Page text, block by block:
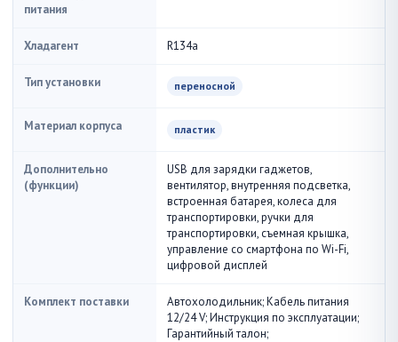
питания
Хладагент R134a
Тип установки переносной
Материал корпуса пластик
Дополнительно
(функции)
USB для зарядки гаджетов,
вентилятор, внутренняя подсветка,
встроенная батарея, колеса для
транспортировки, ручки для
транспортировки, съемная крышка,
управление со смартфона по Wi-Fi,
цифровой дисплей
Комплект поставки
Автохолодильник; Кабель питания
12/24 V; Инструкция по эксплуатации;
Гарантийный талон;